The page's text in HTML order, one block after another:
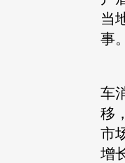
当
事
车
移
市
增